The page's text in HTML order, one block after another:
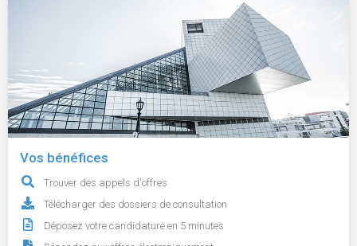
Vos bénéfices
Trouver des appels d'offres
Télécharger des dossiers de consultation
Déposez votre candidature en 5 minutes